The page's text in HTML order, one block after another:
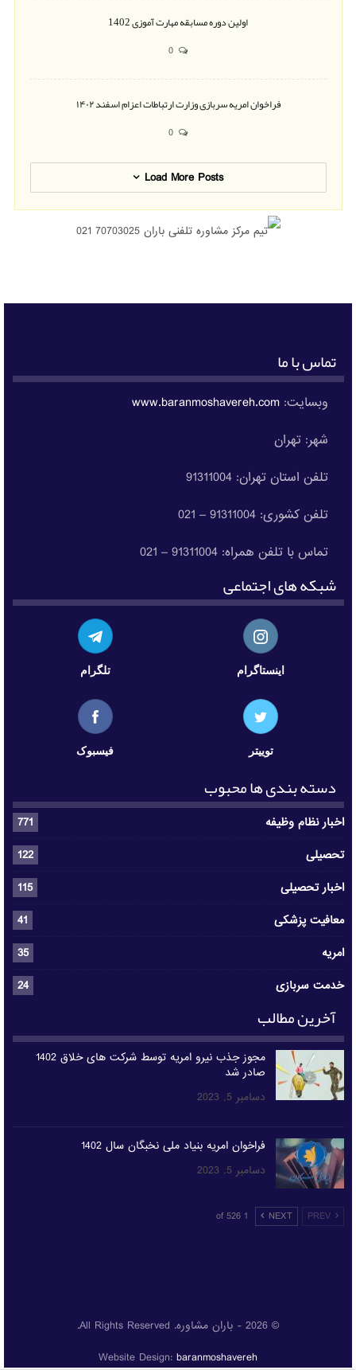
اولین دوره مسابقه مهارت آموزی 1402
فراخوان امریه سربازی وزارت ارتباطات اعزام اسفند ۱۴۰۲
Load More Posts
تماس با ما
وبسایت:www.baranmoshavereh.com
شهر: تهران
تلفن استان تهران: 91311004
تلفن کشوری: 91311004 – 021
تماس با تلفن همراه: 91311004 – 021
شبکه های اجتماعی
اینستاگرام تلگرام
توییتر فیسبوک
دسته بندی ها محبوب
اخبار نظام وظیفه
771
تحصیلی
122
اخبار تحصیلی
115
معافیت پزشکی
41
امریه
35
خدمت سربازی
24
آخرین مطالب
مجوز جذب نیرو امریه توسط شرکت های خلاق 1402
صادر شد
دسامبر 5, 2023
فراخوان امریه بنیاد ملی نخبگان سال 1402
دسامبر 5, 2023
PREV
NEXT
1 of 526
© 2026 - باران مشاوره. All Rights Reserved.
Website Design: baranmoshavereh